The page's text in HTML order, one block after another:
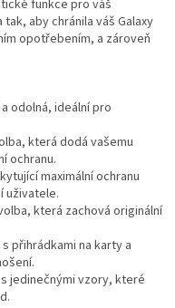
funkce pro váš
aby chránila váš Galaxy
opotřebením, a zároveň
odolná, ideální pro
která dodá vašemu
ochranu.
maximální ochranu
uživatele.
která zachová originální
přihrádkami na karty a
jedinečnými vzory, které